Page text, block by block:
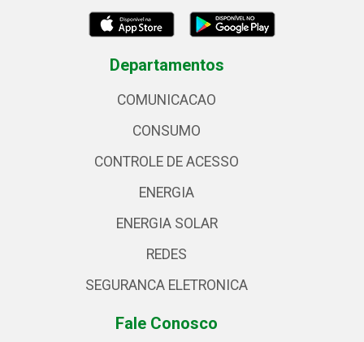
Departamentos
COMUNICACAO
CONSUMO
CONTROLE DE ACESSO
ENERGIA
ENERGIA SOLAR
REDES
SEGURANCA ELETRONICA
Fale Conosco